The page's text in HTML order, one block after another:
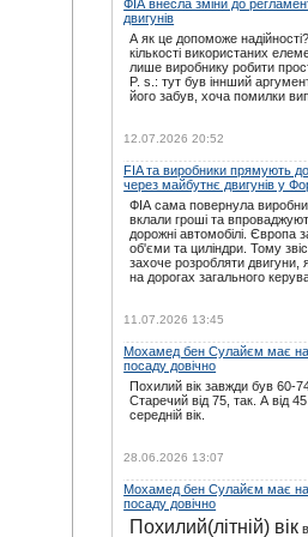
noteyu: maxizh, сорі, прикро
календар додається ще
що під час сезону на
вносяться зміни вже в ході
всім вдається слідкувати.
29.11.25 22:02
пише на цьому сайті.
29.11.25 17:02
ФІА внесла зміни до
двигунів
А як це допоможе
кількості використаних
лише виробнику робити
P. s.: тут був іннший
його забув, хоча помилки
12.07.2026 20:52
FIA та виробники прямують
через майбутнє двигунів у
ФІА сама повернула
вклали гроші та
дорожні автомобілі. Європа
об'єми та циліндри. Тому
захоче розробляти двигуни,
на дорогах загального
11.07.2026 13:45
Мохамед бен Сулайєм має
посаду довічно
Похилий вік завжди був 60-
Старечий від 75, так. А від
середній вік.
28.06.2026 13:07
Мохамед бен Сулайєм має
посаду довічно
Похилий(літній) вік